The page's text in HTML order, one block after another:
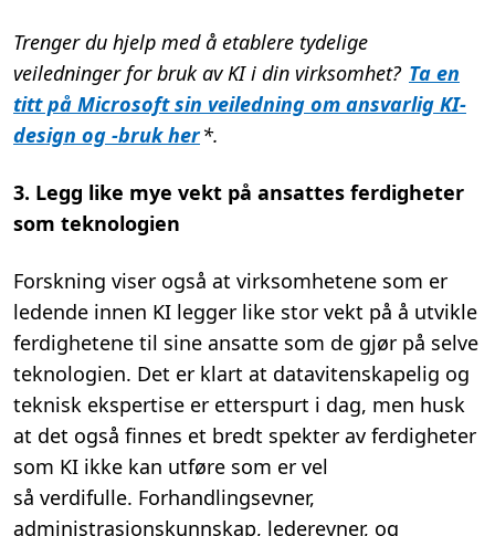
Trenger du hjelp med å etablere tydelige
veiledningerfor bruk av KI i din virksomhet? Ta en
titt på Microsoft sin veiledning om ansvarlig KI-
design og -brukher*.
3. Legg like mye vekt på ansattes ferdigheter
som teknologien
Forskning viser også at virksomhetene som er
ledende innen KI legger like stor vekt på å utvikle
ferdighetene til sine ansatte som de gjør på selve
teknologien. Det er klart at datavitenskapelig og
teknisk ekspertise er etterspurt i dag, men husk
at det også finnes et bredt spekter av ferdigheter
som KI ikke kan utføre som er vel
så verdifulle. Forhandlingsevner,
administrasjonskunnskap, lederevner, og